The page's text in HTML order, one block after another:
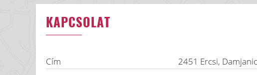
KAPCSOLAT
Cím 2451 Ercsi,